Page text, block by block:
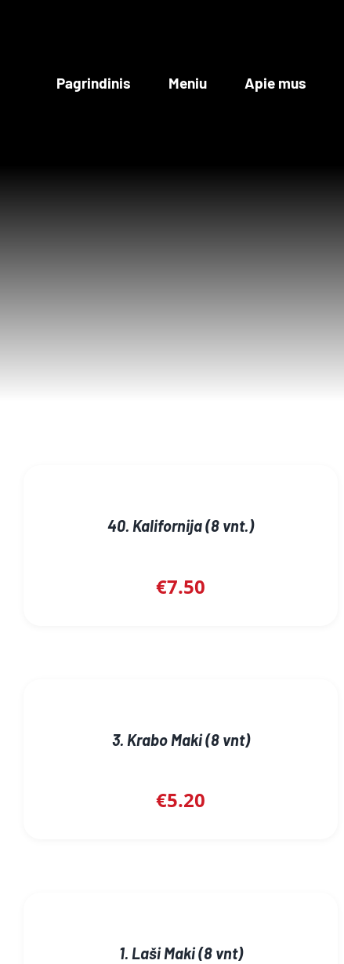
Pagrindinis Meniu Apie mus
40. Kalifornija (8 vnt.)
€7.50
3. Krabo Maki (8 vnt)
€5.20
1. Laši Maki (8 vnt)